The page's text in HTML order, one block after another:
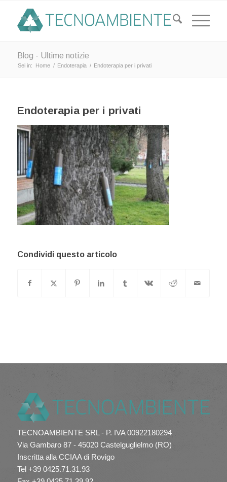
Blog - Ultime notizie
Sei in: Home / Endoterapia / Endoterapia per i privati
Endoterapia per i privati
Condividi questo articolo
TECNOAMBIENTE SRL - P. IVA 00922180294
Via Gambaro 87 - 45020 Castelguglielmo (RO)
Inscritta alla CCIAA di Rovigo
Tel +39 0425.71.31.93